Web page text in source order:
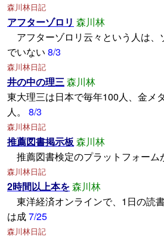
森川林日記
アフターゾロリ 森川林
アフターゾロリ云々という人は、
でいない 8/3
森川林日記
井の中の理三森川林
東大理三は日本で毎年100人、金メ
人。 8/3
森川林日記
推薦図書掲示板森川林
推薦図書検定のプラットフォーム
森川林日記
2時間以上本を森川林
東洋経済オンラインで、1日の読
は成7/25
森川林日記